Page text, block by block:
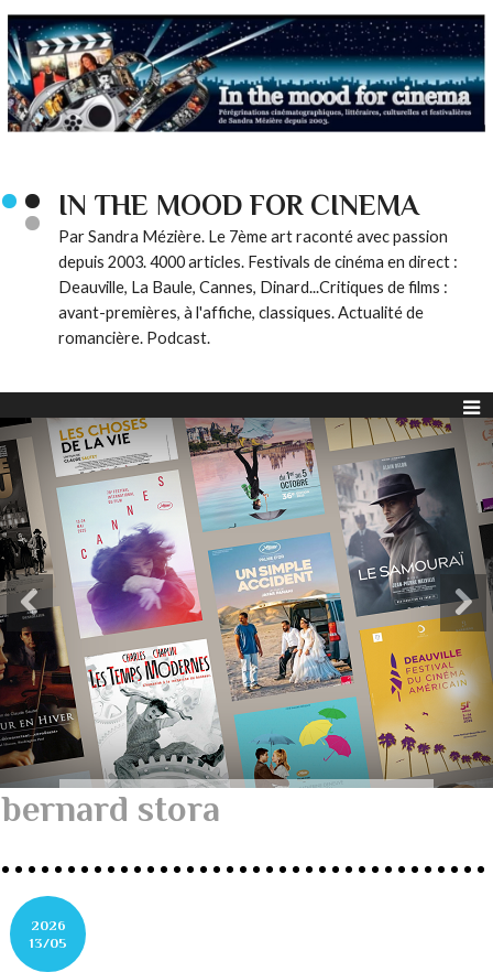
IN THE MOOD FOR CINEMA
Par Sandra Mézière. Le 7ème art raconté avec passion
depuis 2003. 4000 articles. Festivals de cinéma en direct :
Deauville, La Baule, Cannes, Dinard...Critiques de films :
avant-premières, à l'affiche, classiques. Actualité de
romancière. Podcast.
bernard stora
2026
13/05